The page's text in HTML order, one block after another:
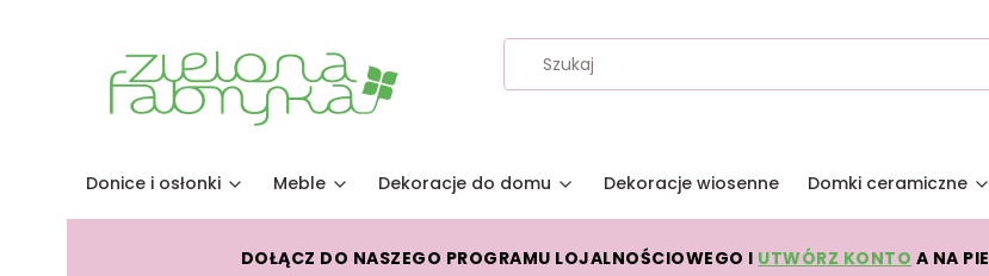
Donice i osłonki Meble Dekoracje do domu Dekoracje wiosenne Domki ceramiczne
DOŁĄCZ DO NASZEGO PROGRAMU LOJALNOŚCIOWEGO I UTWÓRZ KONTO A NA